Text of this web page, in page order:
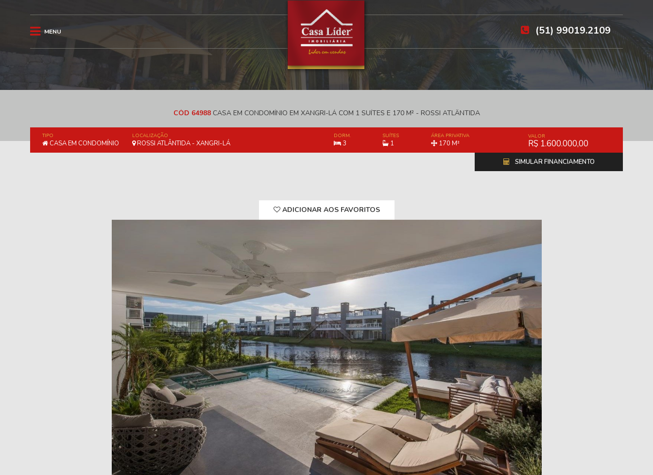
MENU (51) 99019.2109
CÓD 64988CASA EM CONDOMÍNIO EM XANGRI-LÁ COM 1 SUÍTES E 170 M² - ROSSI ATLÂNTIDA
TIPO
CASA EM CONDOMÍNIO
LOCALIZAÇÃO
ROSSI ATLÂNTIDA - XANGRI-LÁ
DORM.
3
SUÍTES
1
ÁREA PRIVATIVA
170 M²
VALOR
R$ 1.600.000,00
SIMULAR FINANCIAMENTO
ADICIONAR AOS FAVORITOS